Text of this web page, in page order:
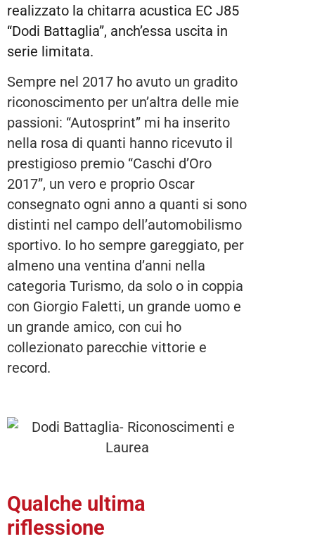
realizzato la chitarra acustica EC J85
“Dodi Battaglia”, anch’essa uscita in
serie limitata.
Sempre nel 2017 ho avuto un gradito
riconoscimento per un’altra delle mie
passioni: “Autosprint” mi ha inserito
nella rosa di quanti hanno ricevuto il
prestigioso premio “Caschi d’Oro
2017”, un vero e proprio Oscar
consegnato ogni anno a quanti si sono
distinti nel campo dell’automobilismo
sportivo. Io ho sempre gareggiato, per
almeno una ventina d’anni nella
categoria Turismo, da solo o in coppia
con Giorgio Faletti, un grande uomo e
un grande amico, con cui ho
collezionato parecchie vittorie e
record.
Qualche ultima
riflessione